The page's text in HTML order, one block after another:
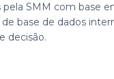
pela SMM com base
base de dados
decisão.